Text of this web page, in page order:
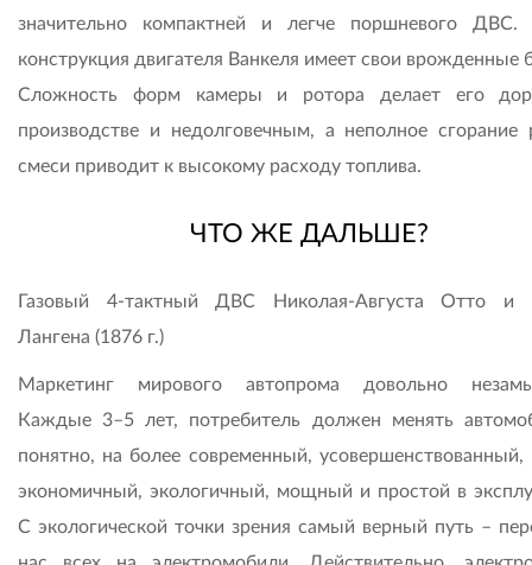
значительно компактней и легче поршневого ДВС.
конструкция двигателя Ванкеля имеет свои врожденные
Сложность форм камеры и ротора делает его
производстве и недолговечным, а неполное сгорание
смеси приводит к высокому расходу топлива.
ЧТО ЖЕ ДАЛЬШЕ?
Газовый 4-тактный ДВС Николая-Августа Отто и
Лангена (1876 г.)
Маркетинг мирового автопрома довольно
Каждые 3–5 лет, потребитель должен менять
понятно, на более современный, усовершенствованный,
экономичный, экологичный, мощный и простой в
С экологической точки зрения самый верный путь –